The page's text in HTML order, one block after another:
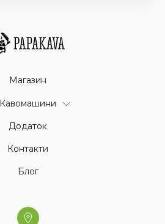
Магазин
Кавомашини
Додаток
Контакти
Блог